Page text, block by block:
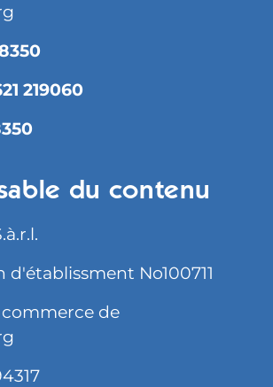
219060
du contenu
No100711
de